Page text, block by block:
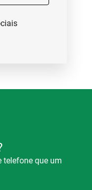
telefone que um